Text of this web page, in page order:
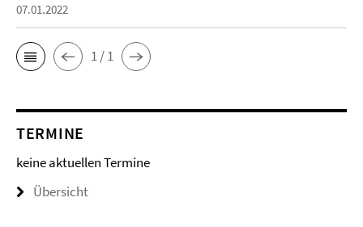
07.01.2022
1 / 1
TERMINE
keine aktuellen Termine
Übersicht